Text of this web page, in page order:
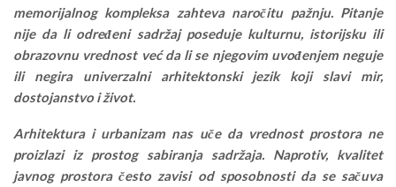
memorijalnog kompleksa zahteva naročitu pažnju. Pitanje
nije da li određeni sadržaj poseduje kulturnu, istorijsku ili
obrazovnu vrednost već da li se njegovim uvođenjem neguje
ili negira univerzalni arhitektonski jezik koji slavi mir,
dostojanstvo i život.
Arhitektura i urbanizam nas uče da vrednost prostora ne
proizlazi iz prostog sabiranja sadržaja. Naprotiv, kvalitet
javnog prostora često zavisi od sposobnosti da se sačuva